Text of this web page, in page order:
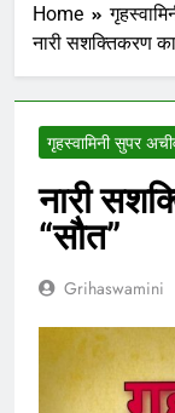
Home
नारी सशक्तिकरण
गृहस्वामिनी सुपर
नारी
“सौत”
Grihaswamini